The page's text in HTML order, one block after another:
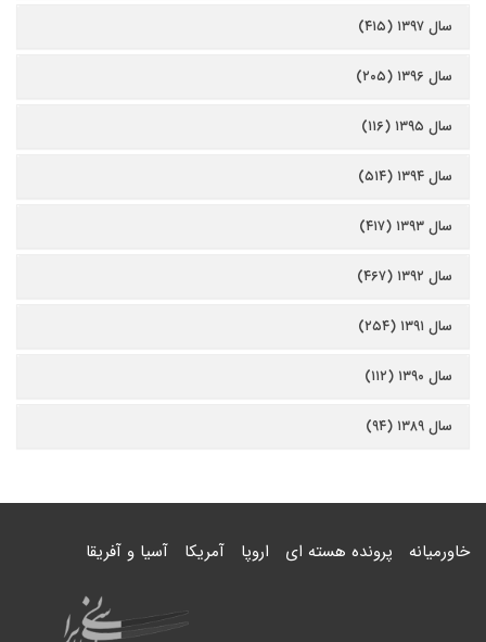
سال ۱۳۹۷ (۴۱۵)
سال ۱۳۹۶ (۲۰۵)
سال ۱۳۹۵ (۱۱۶)
سال ۱۳۹۴ (۵۱۴)
سال ۱۳۹۳ (۴۱۷)
سال ۱۳۹۲ (۴۶۷)
سال ۱۳۹۱ (۲۵۴)
سال ۱۳۹۰ (۱۱۲)
سال ۱۳۸۹ (۹۴)
خاورمیانه پرونده هسته ای اروپا آمریکا آسیا و آفریقا